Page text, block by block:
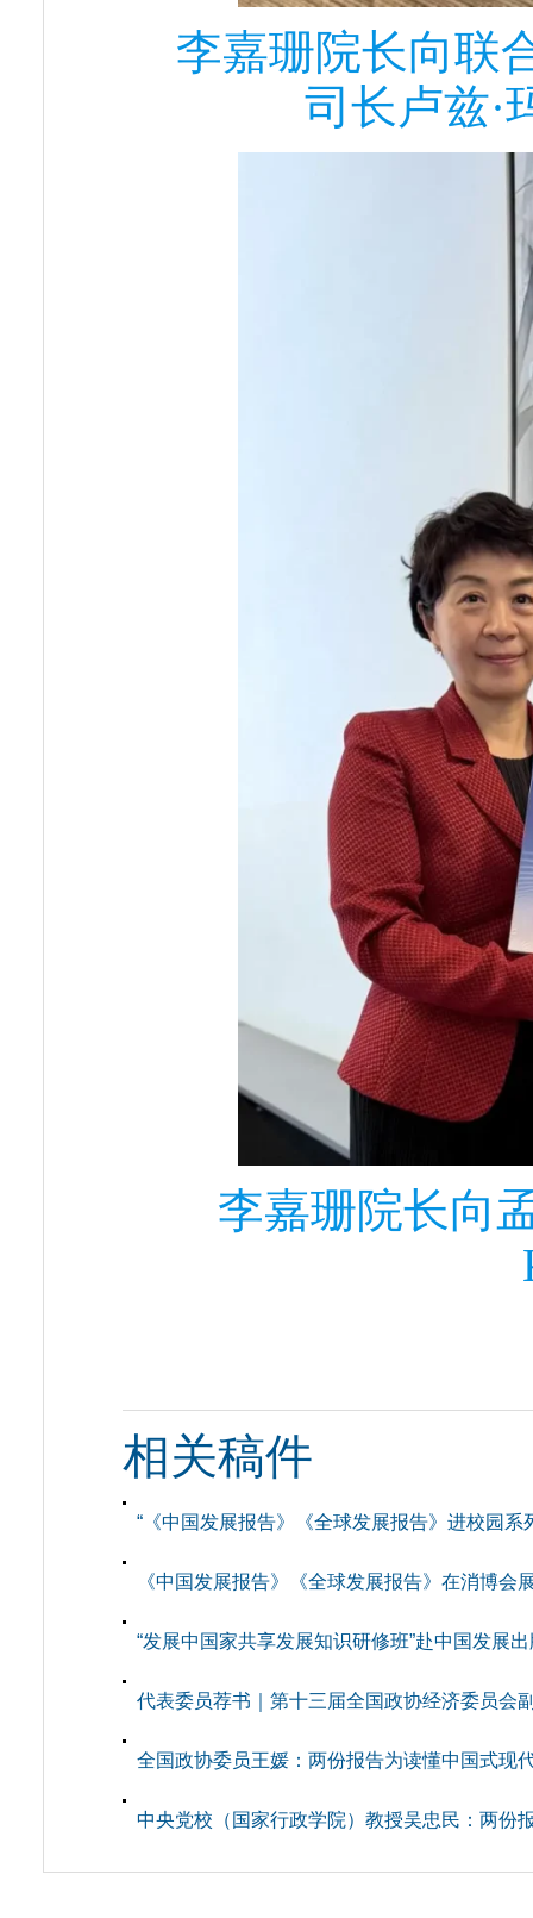
李嘉珊院长向联
司长卢兹·
李嘉珊院长向
相关稿件
“《中国发展报告》《全球发展报告》进校园系
《中国发展报告》《全球发展报告》在消博会
“发展中国家共享发展知识研修班”赴中国发展
代表委员荐书｜第十三届全国政协经济委员会
全国政协委员王媛：两份报告为读懂中国式现
中央党校（国家行政学院）教授吴忠民：两份